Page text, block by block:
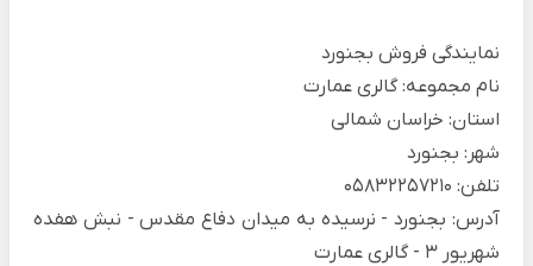
نمایندگی فروش بجنورد
نام مجموعه: گالری عمارت
استان: خراسان شمالی
شهر: بجنورد
تلفن: 05832257210
آدرس: بجنورد - نرسیده به میدان دفاع مقدس - نبش هفده
شهریور 3 - گالری عمارت